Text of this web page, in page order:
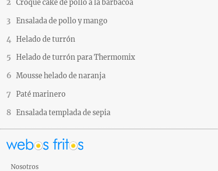
Croque cake de pollo a la barbacoa
Ensalada de pollo y mango
Helado de turrón
Helado de turrón para Thermomix
Mousse helado de naranja
Paté marinero
Ensalada templada de sepia
Nosotros